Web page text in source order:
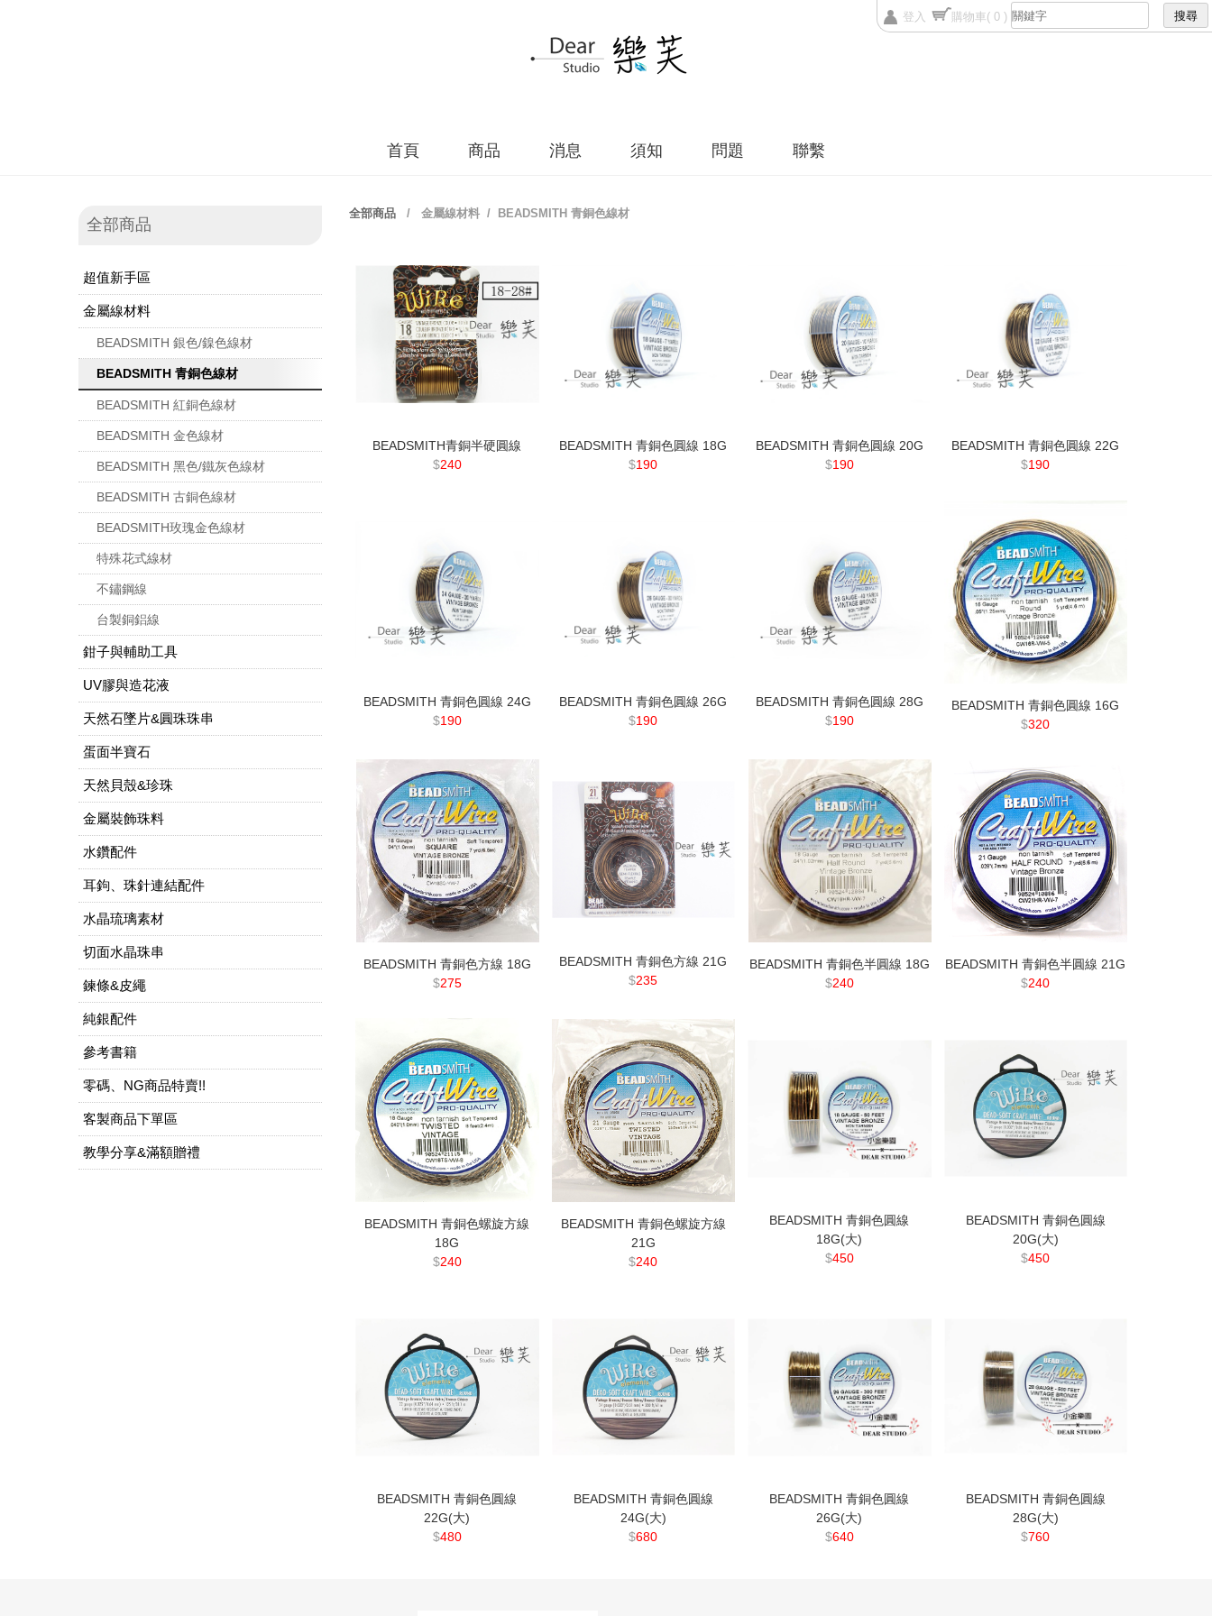
登入 購物車( 0 )
首頁 商品 消息 須知 問題 聯繫
全部商品
超值新手區
金屬線材料
BEADSMITH 銀色/鎳色線材
BEADSMITH 青銅色線材
BEADSMITH 紅銅色線材
BEADSMITH 金色線材
BEADSMITH 黑色/鐵灰色線材
BEADSMITH 古銅色線材
BEADSMITH玫瑰金色線材
特殊花式線材
不鏽鋼線
台製銅鋁線
鉗子與輔助工具
UV膠與造花液
天然石墜片&圓珠珠串
蛋面半寶石
天然貝殼&珍珠
金屬裝飾珠料
水鑽配件
耳鉤、珠針連結配件
水晶琉璃素材
切面水晶珠串
鍊條&皮繩
純銀配件
參考書籍
零碼、NG商品特賣!!
客製商品下單區
教學分享&滿額贈禮
全部商品 / 金屬線材料 / BEADSMITH 青銅色線材
BEADSMITH青銅半硬圓線
$240
BEADSMITH 青銅色圓線 18G
$190
BEADSMITH 青銅色圓線 20G
$190
BEADSMITH 青銅色圓線 22G
$190
BEADSMITH 青銅色圓線 24G
$190
BEADSMITH 青銅色圓線 26G
$190
BEADSMITH 青銅色圓線 28G
$190
BEADSMITH 青銅色圓線 16G
$320
BEADSMITH 青銅色方線 18G
$275
BEADSMITH 青銅色方線 21G
$235
BEADSMITH 青銅色半圓線 18G
$240
BEADSMITH 青銅色半圓線 21G
$240
BEADSMITH 青銅色螺旋方線
18G
$240
BEADSMITH 青銅色螺旋方線
21G
$240
BEADSMITH 青銅色圓線
18G(大)
$450
BEADSMITH 青銅色圓線
20G(大)
$450
BEADSMITH 青銅色圓線
22G(大)
$480
BEADSMITH 青銅色圓線
24G(大)
$680
BEADSMITH 青銅色圓線
26G(大)
$640
BEADSMITH 青銅色圓線
28G(大)
$760